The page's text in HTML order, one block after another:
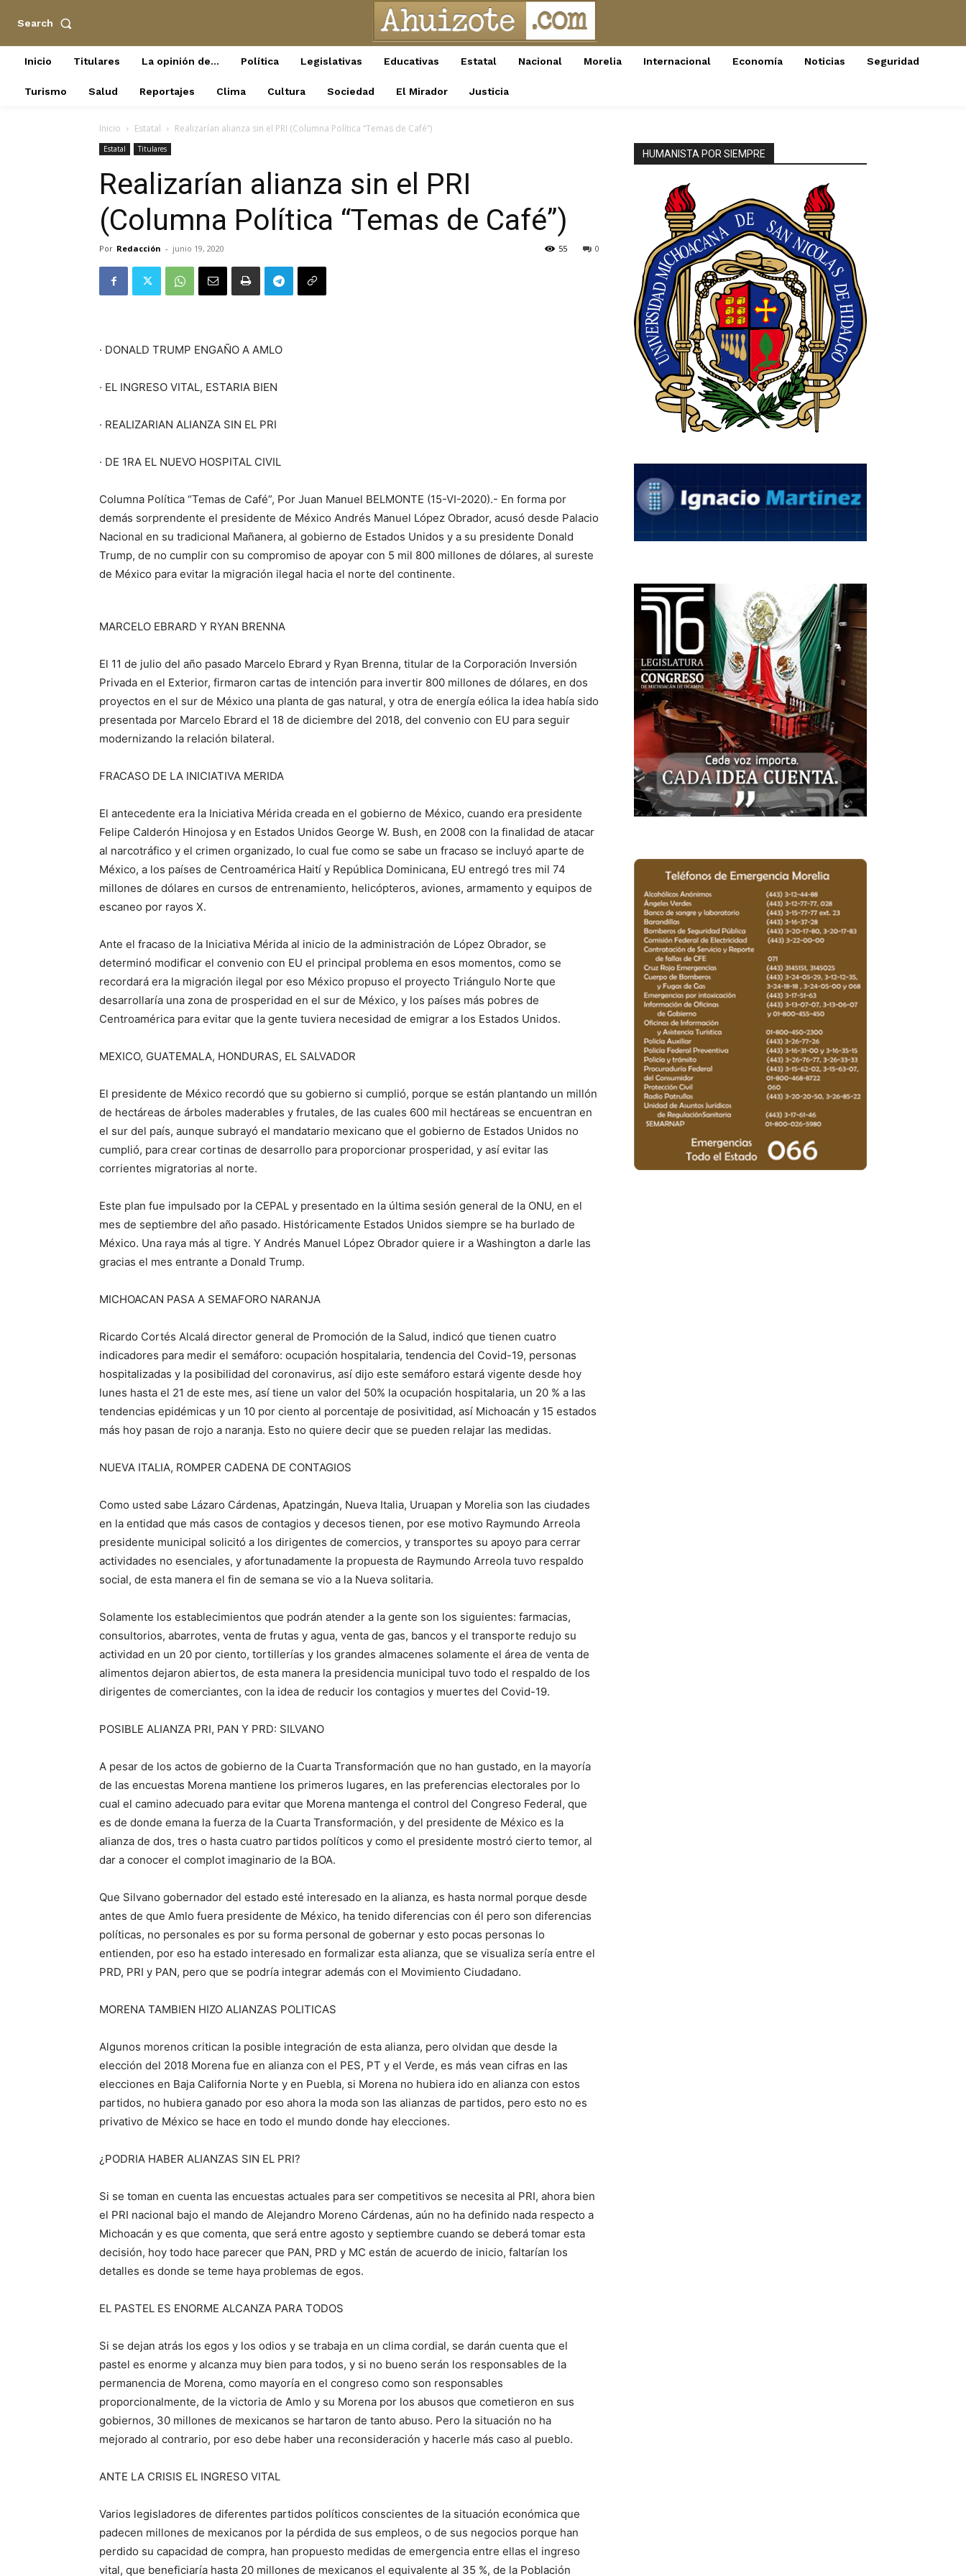
Search
Inicio Titulares La opinión de… Política Legislativas Educativas Estatal Nacional Morelia Internacional Economía Noticias Seguridad
Turismo Salud Reportajes Clima Cultura Sociedad El Mirador Justicia
Inicio Estatal Realizarían alianza sin el PRI (Columna Política “Temas de Café”)
Estatal Titulares
Realizarían alianza sin el PRI
(Columna Política “Temas de Café”)
Por Redacción - junio 19, 2020 0
55
· DONALD TRUMP ENGAÑO A AMLO
· EL INGRESO VITAL, ESTARIA BIEN
· REALIZARIAN ALIANZA SIN EL PRI
· DE 1RA EL NUEVO HOSPITAL CIVIL
Columna Política “Temas de Café”, Por Juan Manuel BELMONTE (15-VI-2020).- En forma por
demás sorprendente el presidente de México Andrés Manuel López Obrador, acusó desde Palacio
Nacional en su tradicional Mañanera, al gobierno de Estados Unidos y a su presidente Donald
Trump, de no cumplir con su compromiso de apoyar con 5 mil 800 millones de dólares, al sureste
de México para evitar la migración ilegal hacia el norte del continente.
MARCELO EBRARD Y RYAN BRENNA
El 11 de julio del año pasado Marcelo Ebrard y Ryan Brenna, titular de la Corporación Inversión
Privada en el Exterior, firmaron cartas de intención para invertir 800 millones de dólares, en dos
proyectos en el sur de México una planta de gas natural, y otra de energía eólica la idea había sido
presentada por Marcelo Ebrard el 18 de diciembre del 2018, del convenio con EU para seguir
modernizando la relación bilateral.
FRACASO DE LA INICIATIVA MERIDA
El antecedente era la Iniciativa Mérida creada en el gobierno de México, cuando era presidente
Felipe Calderón Hinojosa y en Estados Unidos George W. Bush, en 2008 con la finalidad de atacar
al narcotráfico y el crimen organizado, lo cual fue como se sabe un fracaso se incluyó aparte de
México, a los países de Centroamérica Haití y República Dominicana, EU entregó tres mil 74
millones de dólares en cursos de entrenamiento, helicópteros, aviones, armamento y equipos de
escaneo por rayos X.
Ante el fracaso de la Iniciativa Mérida al inicio de la administración de López Obrador, se
determinó modificar el convenio con EU el principal problema en esos momentos, como se
recordará era la migración ilegal por eso México propuso el proyecto Triángulo Norte que
desarrollaría una zona de prosperidad en el sur de México, y los países más pobres de
Centroamérica para evitar que la gente tuviera necesidad de emigrar a los Estados Unidos.
MEXICO, GUATEMALA, HONDURAS, EL SALVADOR
El presidente de México recordó que su gobierno si cumplió, porque se están plantando un millón
de hectáreas de árboles maderables y frutales, de las cuales 600 mil hectáreas se encuentran en
el sur del país, aunque subrayó el mandatario mexicano que el gobierno de Estados Unidos no
cumplió, para crear cortinas de desarrollo para proporcionar prosperidad, y así evitar las
corrientes migratorias al norte.
Este plan fue impulsado por la CEPAL y presentado en la última sesión general de la ONU, en el
mes de septiembre del año pasado. Históricamente Estados Unidos siempre se ha burlado de
México. Una raya más al tigre. Y Andrés Manuel López Obrador quiere ir a Washington a darle las
gracias el mes entrante a Donald Trump.
MICHOACAN PASA A SEMAFORO NARANJA
Ricardo Cortés Alcalá director general de Promoción de la Salud, indicó que tienen cuatro
indicadores para medir el semáforo: ocupación hospitalaria, tendencia del Covid-19, personas
hospitalizadas y la posibilidad del coronavirus, así dijo este semáforo estará vigente desde hoy
lunes hasta el 21 de este mes, así tiene un valor del 50% la ocupación hospitalaria, un 20 % a las
tendencias epidémicas y un 10 por ciento al porcentaje de posivitidad, así Michoacán y 15 estados
más hoy pasan de rojo a naranja. Esto no quiere decir que se pueden relajar las medidas.
NUEVA ITALIA, ROMPER CADENA DE CONTAGIOS
Como usted sabe Lázaro Cárdenas, Apatzingán, Nueva Italia, Uruapan y Morelia son las ciudades
en la entidad que más casos de contagios y decesos tienen, por ese motivo Raymundo Arreola
presidente municipal solicitó a los dirigentes de comercios, y transportes su apoyo para cerrar
actividades no esenciales, y afortunadamente la propuesta de Raymundo Arreola tuvo respaldo
social, de esta manera el fin de semana se vio a la Nueva solitaria.
Solamente los establecimientos que podrán atender a la gente son los siguientes: farmacias,
consultorios, abarrotes, venta de frutas y agua, venta de gas, bancos y el transporte redujo su
actividad en un 20 por ciento, tortillerías y los grandes almacenes solamente el área de venta de
alimentos dejaron abiertos, de esta manera la presidencia municipal tuvo todo el respaldo de los
dirigentes de comerciantes, con la idea de reducir los contagios y muertes del Covid-19.
POSIBLE ALIANZA PRI, PAN Y PRD: SILVANO
A pesar de los actos de gobierno de la Cuarta Transformación que no han gustado, en la mayoría
de las encuestas Morena mantiene los primeros lugares, en las preferencias electorales por lo
cual el camino adecuado para evitar que Morena mantenga el control del Congreso Federal, que
es de donde emana la fuerza de la Cuarta Transformación, y del presidente de México es la
alianza de dos, tres o hasta cuatro partidos políticos y como el presidente mostró cierto temor, al
dar a conocer el complot imaginario de la BOA.
Que Silvano gobernador del estado esté interesado en la alianza, es hasta normal porque desde
antes de que Amlo fuera presidente de México, ha tenido diferencias con él pero son diferencias
políticas, no personales es por su forma personal de gobernar y esto pocas personas lo
entienden, por eso ha estado interesado en formalizar esta alianza, que se visualiza sería entre el
PRD, PRI y PAN, pero que se podría integrar además con el Movimiento Ciudadano.
MORENA TAMBIEN HIZO ALIANZAS POLITICAS
Algunos morenos critican la posible integración de esta alianza, pero olvidan que desde la
elección del 2018 Morena fue en alianza con el PES, PT y el Verde, es más vean cifras en las
elecciones en Baja California Norte y en Puebla, si Morena no hubiera ido en alianza con estos
partidos, no hubiera ganado por eso ahora la moda son las alianzas de partidos, pero esto no es
privativo de México se hace en todo el mundo donde hay elecciones.
¿PODRIA HABER ALIANZAS SIN EL PRI?
Si se toman en cuenta las encuestas actuales para ser competitivos se necesita al PRI, ahora bien
el PRI nacional bajo el mando de Alejandro Moreno Cárdenas, aún no ha definido nada respecto a
Michoacán y es que comenta, que será entre agosto y septiembre cuando se deberá tomar esta
decisión, hoy todo hace parecer que PAN, PRD y MC están de acuerdo de inicio, faltarían los
detalles es donde se teme haya problemas de egos.
EL PASTEL ES ENORME ALCANZA PARA TODOS
Si se dejan atrás los egos y los odios y se trabaja en un clima cordial, se darán cuenta que el
pastel es enorme y alcanza muy bien para todos, y si no bueno serán los responsables de la
permanencia de Morena, como mayoría en el congreso como son responsables
proporcionalmente, de la victoria de Amlo y su Morena por los abusos que cometieron en sus
gobiernos, 30 millones de mexicanos se hartaron de tanto abuso. Pero la situación no ha
mejorado al contrario, por eso debe haber una reconsideración y hacerle más caso al pueblo.
ANTE LA CRISIS EL INGRESO VITAL
Varios legisladores de diferentes partidos políticos conscientes de la situación económica que
padecen millones de mexicanos por la pérdida de sus empleos, o de sus negocios porque han
perdido su capacidad de compra, han propuesto medidas de emergencia entre ellas el ingreso
vital, que beneficiaría hasta 20 millones de mexicanos el equivalente al 35 %, de la Población
HUMANISTA POR SIEMPRE